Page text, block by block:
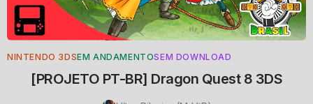
NINTENDO 3DSEM ANDAMENTOSEM DOWNLOAD
[PROJETO PT-BR] Dragon Quest 8 3DS